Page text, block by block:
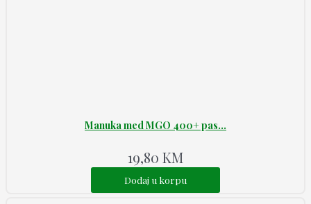
Manuka med MGO 400+ pas...
19,80 KM
Dodaj u korpu